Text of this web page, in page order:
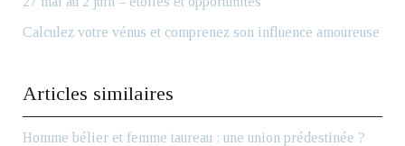
Calculez votre vénus et comprenez son influence amoureuse
Articles similaires
Homme bélier et femme taureau : une union prédestinée ?